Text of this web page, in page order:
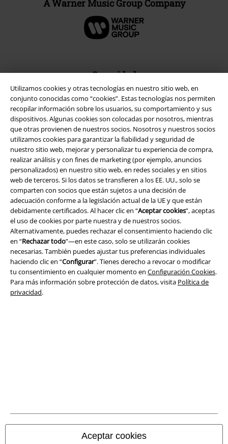
Utilizamos cookies y otras tecnologías en nuestro sitio web, en
conjunto conocidas como “cookies”. Estas tecnologías nos permiten
recopilar información sobre los usuarios, su comportamiento y sus
dispositivos. Algunas cookies son colocadas por nosotros, mientras
que otras provienen de nuestros socios. Nosotros y nuestros socios
utilizamos cookies para garantizar la fiabilidad y seguridad de
nuestro sitio web, mejorar y personalizar tu experiencia de compra,
realizar análisis y con fines de marketing (por ejemplo, anuncios
personalizados) en nuestro sitio web, en redes sociales y en sitios
web de terceros. Si los datos se transfieren a los EE. UU., solo se
comparten con socios que están sujetos a una decisión de
adecuación conforme a la legislación actual de la UE y que están
debidamente certificados. Al hacer clic en “Aceptar cookies”, aceptas
el uso de cookies por parte nuestra y de nuestros socios.
Alternativamente, puedes rechazar el consentimiento haciendo clic
en “Rechazar todo”—en este caso, solo se utilizarán cookies
necesarias. También puedes ajustar tus preferencias individuales
haciendo clic en “Configurar”. Tienes derecho a revocar o modificar
tu consentimiento en cualquier momento en Configuración Cookies.
Para más información sobre protección de datos, visita Política de
privacidad.
Aceptar cookies
A Warner Music Group Company
Seguridad
Legal
Términos y Condiciones
Aviso Legal
Ley protección de datos
Todos los precios incluyen el IVA pero no losgastos de transporte
© 1986-2026 E.M.P. Merchandising HGmbH